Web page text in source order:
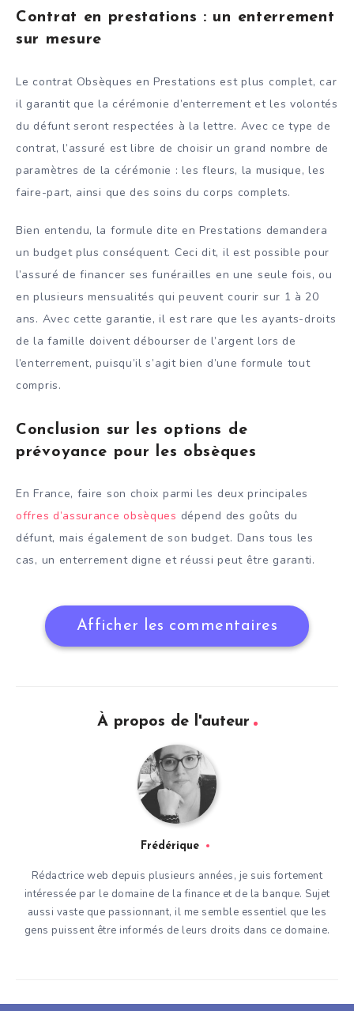
Contrat en prestations : un enterrement
sur mesure
Le contrat Obsèques en Prestations est plus complet, car
il garantit que la cérémonie d’enterrement et les volontés
du défunt seront respectées à la lettre. Avec ce type de
contrat, l’assuré est libre de choisir un grand nombre de
paramètres de la cérémonie : les fleurs, la musique, les
faire-part, ainsi que des soins du corps complets.
Bien entendu, la formule dite en Prestations demandera
un budget plus conséquent. Ceci dit, il est possible pour
l’assuré de financer ses funérailles en une seule fois, ou
en plusieurs mensualités qui peuvent courir sur 1 à 20
ans. Avec cette garantie, il est rare que les ayants-droits
de la famille doivent débourser de l’argent lors de
l’enterrement, puisqu’il s’agit bien d’une formule tout
compris.
Conclusion sur les options de
prévoyance pour les obsèques
En France, faire son choix parmi les deux principales
offres d’assurance obsèques dépend des goûts du
défunt, mais également de son budget. Dans tous les
cas, un enterrement digne et réussi peut être garanti.
Afficher les commentaires
À propos de l'auteur
Frédérique
Rédactrice web depuis plusieurs années, je suis fortement
intéressée par le domaine de la finance et de la banque. Sujet
aussi vaste que passionnant, il me semble essentiel que les
gens puissent être informés de leurs droits dans ce domaine.